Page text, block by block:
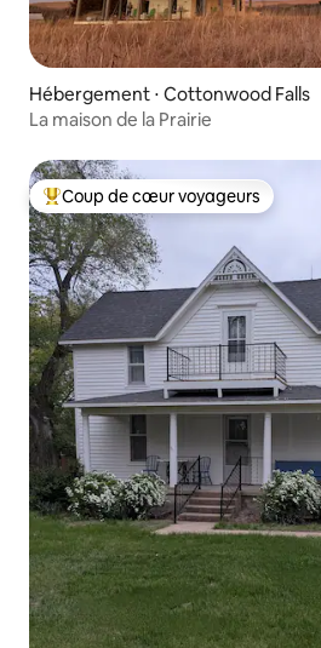
Hébergement ⋅ Cottonwood Falls
La maison de la Prairie
Coups de cœur voyageurs les plus
Coup de cœur voyageurs